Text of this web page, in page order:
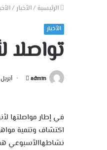
الرئيسية /الأخبار/
الأخبار
تواصلا
admin
أرسل أبريل 19, 2010
في إطار مواصلتها
اكتشاف وتنمية